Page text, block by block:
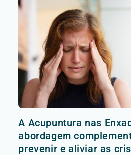
A Acupuntura nas
abordagem
prevenir e aliviar as